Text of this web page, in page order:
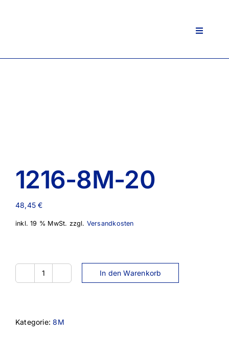
Toggle
1216-8M-20
48,45€
inkl. 19 % MwSt. zzgl. Versandkosten
1216-
In den Warenkorb
Kategorie:8M